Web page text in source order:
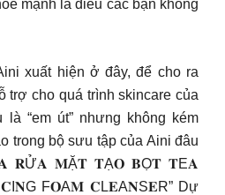
mạnh là điều các bạn không
xuất hiện ở đây, để cho ra
trợ cho quá trình skincare của
là “em út” nhưng không kém
trong bộ sưu tập của Aini đâu
𝐑Ử𝐀 𝐌Ặ𝐓 𝐓Ạ𝐎 𝐁Ọ𝐓 𝐓E𝐀
F𝐎A𝐌 𝐂L𝐄A𝐍S𝐄R” Dự